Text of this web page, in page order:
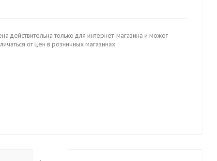
действительна только для интернет-магазина и может
от цен в розничных магазинах